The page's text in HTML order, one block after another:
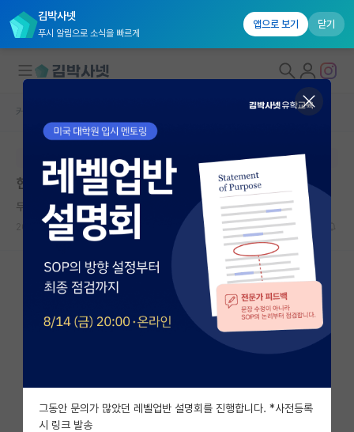
김박사넷
푸시 알림으로 소식을 빠르게
앱으로 보기 닫기
대학원생 모집
국내대학원 정보
연구실&오픈랩
커뮤니티
커뮤니티 홈
전체글보기
베스트 게시판
자유 게시판(아무개랩)
미국 유학 게시판
커뮤니티 홈
본문이 수정되지 않는 박제글입니다.
현실적인 조언 부탁드립니다 ㅠ
무서운 아이작 뉴턴
2023.06.23 1 997
그동안 문의가 많았던 레벨업반 설명회를 진행합니다. *사전등록
시 링크 발송